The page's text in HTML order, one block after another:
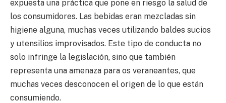
expuesta una práctica que pone en riesgo la salud de
los consumidores. Las bebidas eran mezcladas sin
higiene alguna, muchas veces utilizando baldes sucios
y utensilios improvisados. Este tipo de conducta no
solo infringe la legislación, sino que también
representa una amenaza para os veraneantes, que
muchas veces desconocen el origen de lo que están
consumiendo.